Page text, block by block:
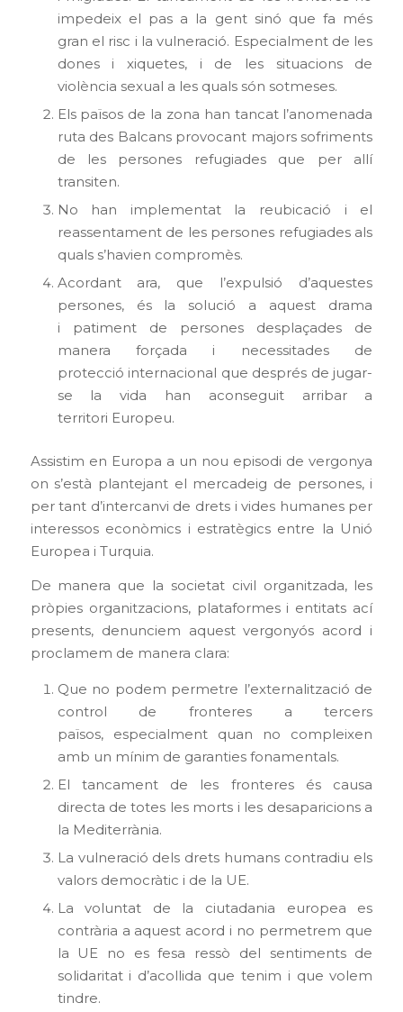
impedeix el pas a la gent sinó que fa més
gran el risc i la vulneració. Especialment de les
dones i xiquetes, i de les situacions de
violència sexual a les quals són sotmeses.
Els països de la zona han tancat l’anomenada
ruta des Balcans provocant majors sofriments
de les persones refugiades que per allí
transiten.
No han implementat la reubicació i el
reassentament de les persones refugiades als
quals s’havien compromès.
Acordant ara, que l’expulsió d’aquestes
persones, és la solució a aquest drama
i patiment de persones desplaçades de
manera forçada i necessitades de
protecció internacional que després de jugar-
se la vida han aconseguit arribar a
territori Europeu.
Assistim en Europa a un nou episodi de vergonya
on s’està plantejant el mercadeig de persones, i
per tant d’intercanvi de drets i vides humanes per
interessos econòmics i estratègics entre la Unió
Europea i Turquia.
De manera que la societat civil organitzada, les
pròpies organitzacions, plataformes i entitats ací
presents, denunciem aquest vergonyós acord i
proclamem de manera clara:
Que no podem permetre l’externalització de
control de fronteres a tercers
països, especialment quan no compleixen
amb un mínim de garanties fonamentals.
El tancament de les fronteres és causa
directa de totes les morts i les desaparicions a
la Mediterrània.
La vulneració dels drets humans contradiu els
valors democràtic i de la UE.
La voluntat de la ciutadania europea es
contrària a aquest acord i no permetrem que
la UE no es fesa ressò del sentiments de
solidaritat i d’acollida que tenim i que volem
tindre.